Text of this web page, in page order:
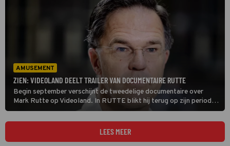
AMUSEMENT
ZIEN: VIDEOLAND DEELT TRAILER VAN DOCUMENTAIRE RUTTE
Begin september verschijnt de tweedelige documentaire over
Mark Rutte op Videoland. In RUTTE blikt hij terug op zijn periode
als minister-president en deelt hij meer over zijn privéleven.
Videoland heeft gisteren de trailer gedeeld!
LEES MEER